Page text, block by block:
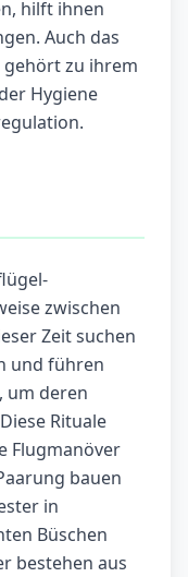
hilft ihnen
Auch das
gehört zu ihrem
Hygiene
zwischen
Zeit suchen
und führen
um deren
Rituale
Flugmanöver
bauen
in
Büschen
bestehen aus